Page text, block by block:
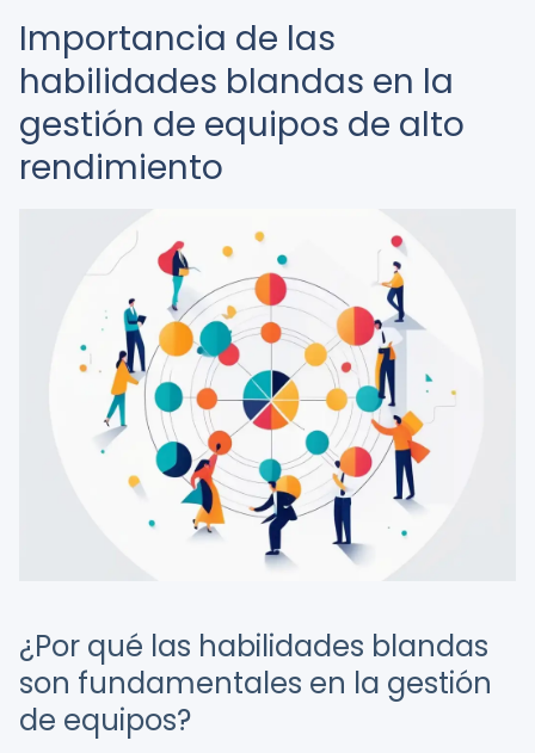
Importancia de las
habilidades blandas en la
gestión de equipos de alto
rendimiento
¿Por qué las habilidades blandas
son fundamentales en la gestión
de equipos?